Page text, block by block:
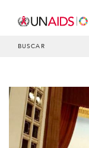
BUSCAR